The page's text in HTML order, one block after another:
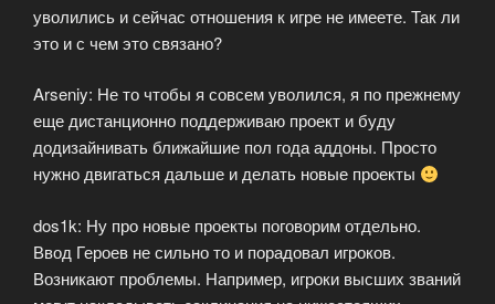
уволились и сейчас отношения к игре не имеете. Так ли
это и с чем это связано?
Arseniy: Не то чтобы я совсем уволился, я по прежнему
еще дистанционно поддерживаю проект и буду
додизайнивать ближайшие пол года аддоны. Просто
нужно двигаться дальше и делать новые проекты
dos1k: Ну про новые проекты поговорим отдельно.
Ввод Героев не сильно то и порадовал игроков.
Возникают проблемы. Например, игроки высших званий